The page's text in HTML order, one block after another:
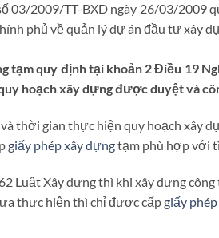
03/2009/TT-BXD ngày 26/03/2009
phủ về quản lý dự án đầu tư xây
tạm quy định tại khoản 2 Điều 19
hoạch xây dựng được duyệt và
thời gian thực hiện quy hoạch xây
giấy phép xây dựngtạm phù hợp với
Luật Xây dựng thì khi xây dựng
thực hiện thì chỉ được cấpgiấy